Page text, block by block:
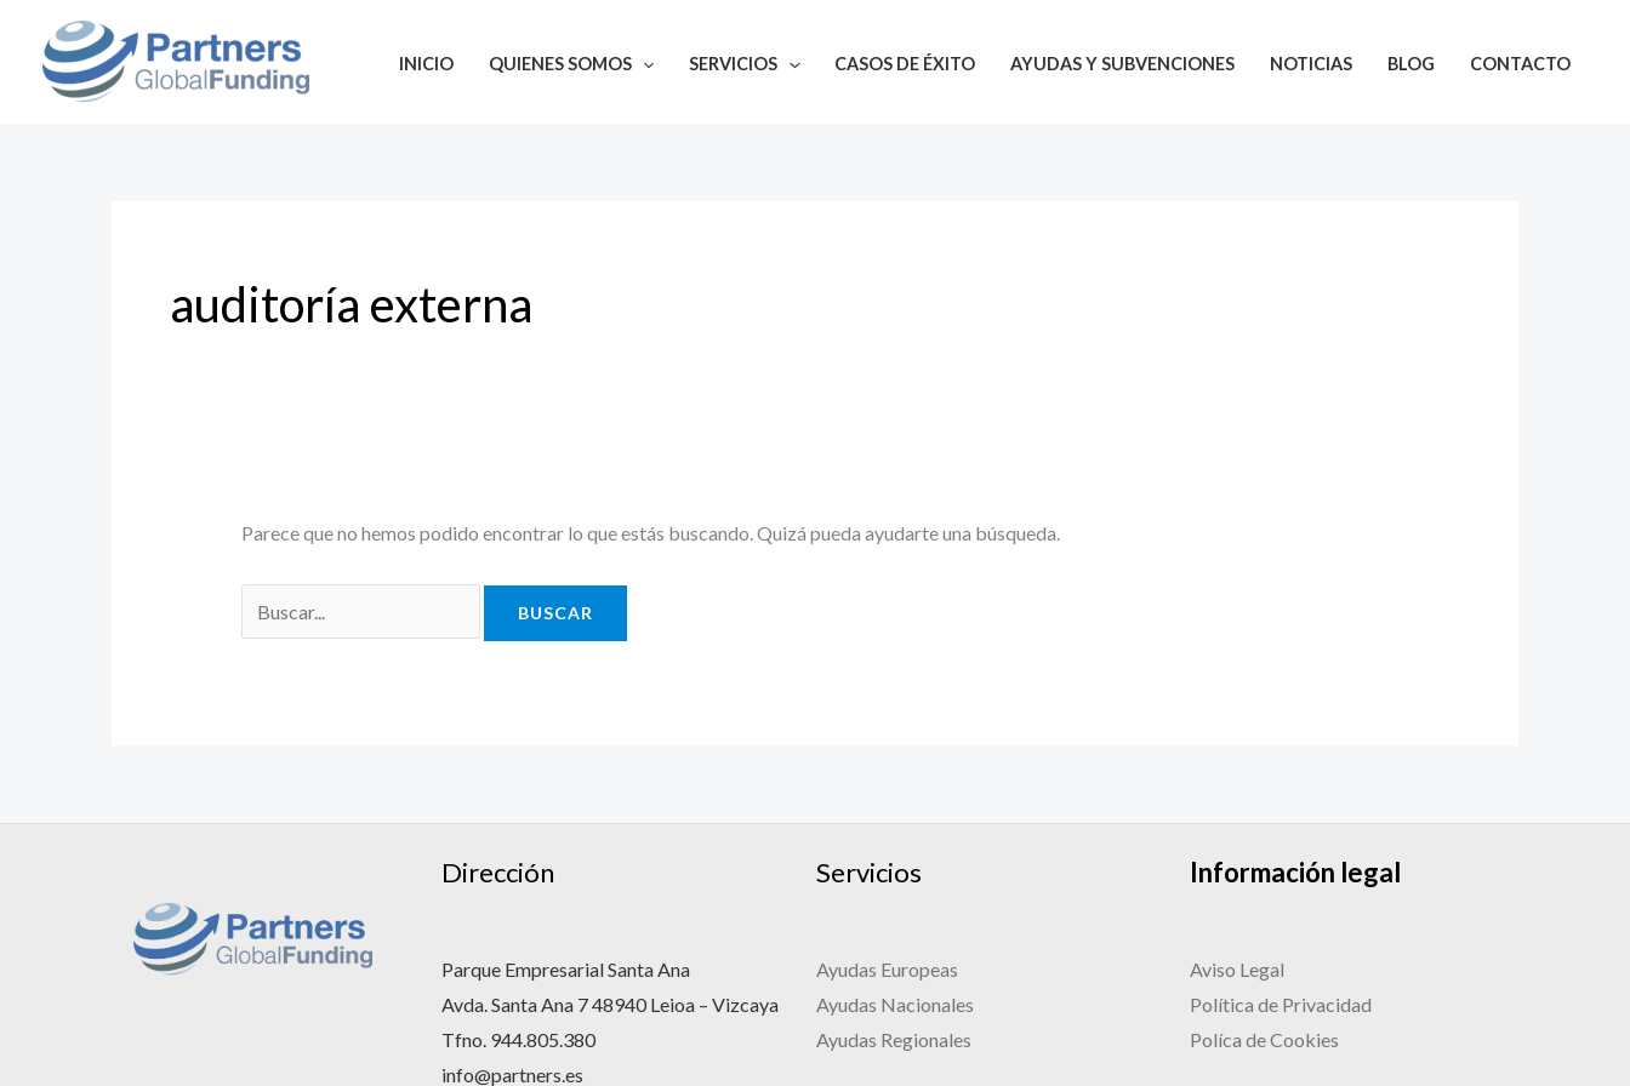
contenido
INICIO QUIENES SOMOS SERVICIOS CASOS DE ÉXITO AYUDAS Y SUBVENCIONES NOTICIAS BLOG CONTACTO
auditoría externa
Parece que no hemos podido encontrar lo que estás buscando. Quizá pueda ayudarte una búsqueda.
por:
Dirección
Parque Empresarial Santa Ana
Avda. Santa Ana 7 48940 Leioa – Vizcaya
Tfno. 944.805.380
info@partners.es
Servicios
Ayudas Europeas
Ayudas Nacionales
Ayudas Regionales
Información legal
Aviso Legal
Política de Privacidad
Políca de Cookies